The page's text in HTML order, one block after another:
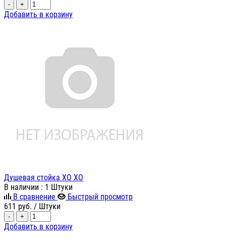
- +
Добавить в корзину
Душевая стойка ХО ХО
В наличии : 1 Штуки
В сравнение
Быстрый просмотр
611 руб. / Штуки
- +
Добавить в корзину